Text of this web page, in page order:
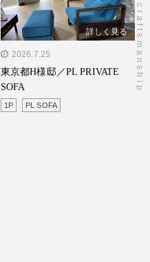
" alt="東京都H様邸／PL
PRIVATE SOFA"/>
詳しく見る
2026.7.25
東京都H様邸／PL PRIVATE
SOFA
1P PL SOFA